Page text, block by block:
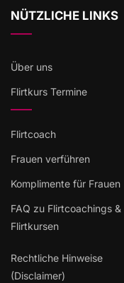
NÜTZLICHE LINKS
Über uns
Flirtkurs Termine
Flirtcoach
Frauen verführen
Komplimente für Frauen
FAQ zu Flirtcoachings &
Flirtkursen
Rechtliche Hinweise
(Disclaimer)